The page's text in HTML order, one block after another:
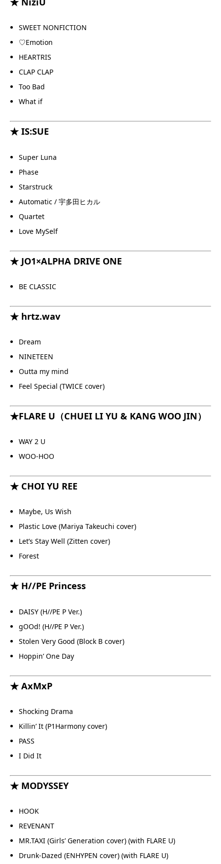
SWEET NONFICTION
♡Emotion
HEARTRIS
CLAP CLAP
Too Bad
What if
★ IS:SUE
Super Luna
Phase
Starstruck
Automatic / 宇多田ヒカル
Quartet
Love MySelf
★ JO1×ALPHA DRIVE ONE
BE CLASSIC
★ hrtz.wav
Dream
NINETEEN
Outta my mind
Feel Special (TWICE cover)
★FLARE U（CHUEI LI YU & KANG WOO JIN）
WAY 2 U
WOO-HOO
★ CHOI YU REE
Maybe, Us Wish
Plastic Love (Mariya Takeuchi cover)
Let’s Stay Well (Zitten cover)
Forest
★ H//PE Princess
DAISY (H//PE P Ver.)
gOOd! (H//PE P Ver.)
Stolen Very Good (Block B cover)
Hoppin’ One Day
★ AxMxP
Shocking Drama
Killin’ It (P1Harmony cover)
PASS
I Did It
★ MODYSSEY
HOOK
REVENANT
MR.TAXI (Girls’ Generation cover) (with FLARE U)
Drunk-Dazed (ENHYPEN cover) (with FLARE U)